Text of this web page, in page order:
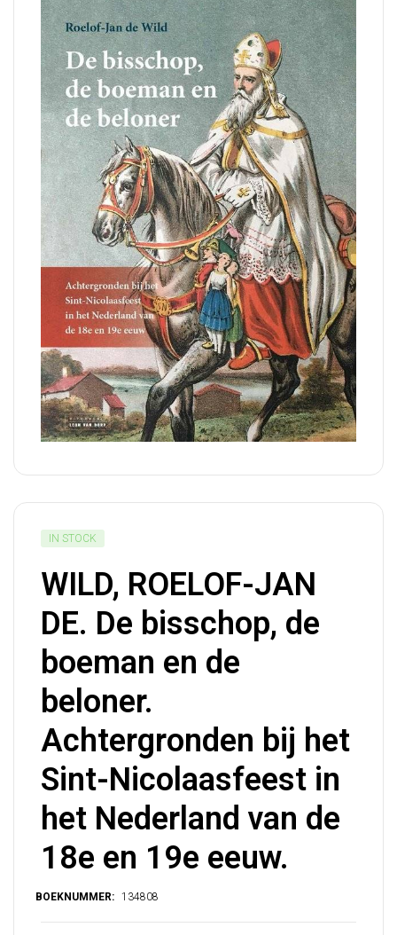
IN STOCK
WILD, ROELOF-JAN
DE. De bisschop, de
boeman en de
beloner.
Achtergronden bij het
Sint-Nicolaasfeest in
het Nederland van de
18e en 19e eeuw.